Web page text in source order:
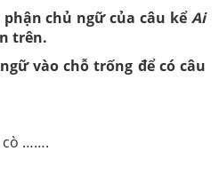
chủ ngữ của câu kểAi
trên.
vào chỗ trống để có câu
cò …….